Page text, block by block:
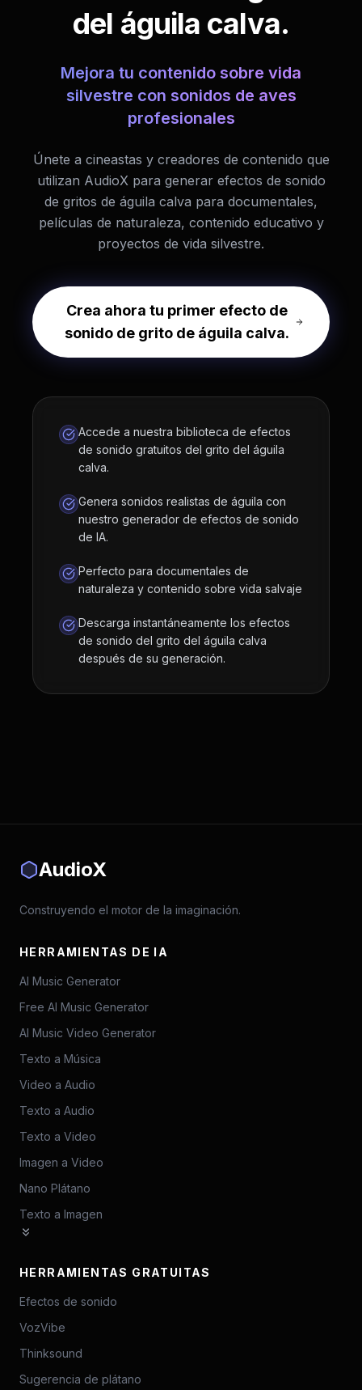
del águila calva.
Mejora tu contenido sobre vida
silvestre con sonidos de aves
profesionales
Únete a cineastas y creadores de contenido que
utilizan AudioX para generar efectos de sonido
de gritos de águila calva para documentales,
películas de naturaleza, contenido educativo y
proyectos de vida silvestre.
Crea ahora tu primer efecto de
sonido de grito de águila calva.
Accede a nuestra biblioteca de efectos
de sonido gratuitos del grito del águila
calva.
Genera sonidos realistas de águila con
nuestro generador de efectos de sonido
de IA.
Perfecto para documentales de
naturaleza y contenido sobre vida salvaje
Descarga instantáneamente los efectos
de sonido del grito del águila calva
después de su generación.
AudioX
Construyendo el motor de la imaginación.
HERRAMIENTAS DE IA
AI Music Generator
Free AI Music Generator
AI Music Video Generator
Texto a Música
Video a Audio
Texto a Audio
Texto a Video
Imagen a Video
Nano Plátano
Texto a Imagen
HERRAMIENTAS GRATUITAS
Efectos de sonido
VozVibe
Thinksound
Sugerencia de plátano